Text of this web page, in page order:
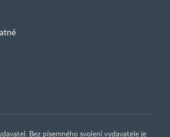
Bez písemného svolení vydavatele je